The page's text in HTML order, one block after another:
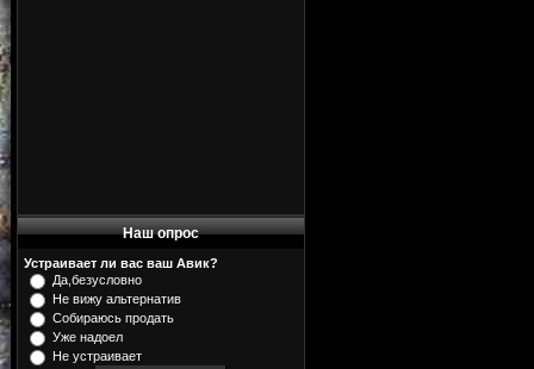
Наш опрос
Устраивает ли вас ваш Авик?
Да,безусловно
Не вижу альтернатив
Собираюсь продать
Уже надоел
Не устраивает